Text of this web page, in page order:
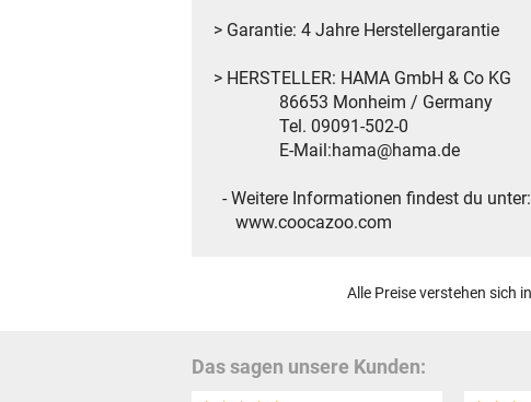
> Garantie: 4 Jahre Herstellergarantie
> HERSTELLER: HAMA GmbH & Co KG
86653 Monheim / Germany
Tel. 09091-502-0
E-Mail:hama@hama.de
- Weitere Informationen findest du unter:
www.coocazoo.com
Alle Preise verstehen sich
Das sagen unsere Kunden: